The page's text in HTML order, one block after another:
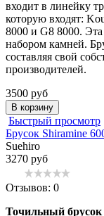
входит в линейку
которую входят:
8000 и G8 8000. Эта
набором камней.
составляя свой
производителей.
3500 руб
В корзину
Быстрый просмотр
Брусок Shiramine
Suehiro
3270 руб
Отзывов: 0
Точильный брусок